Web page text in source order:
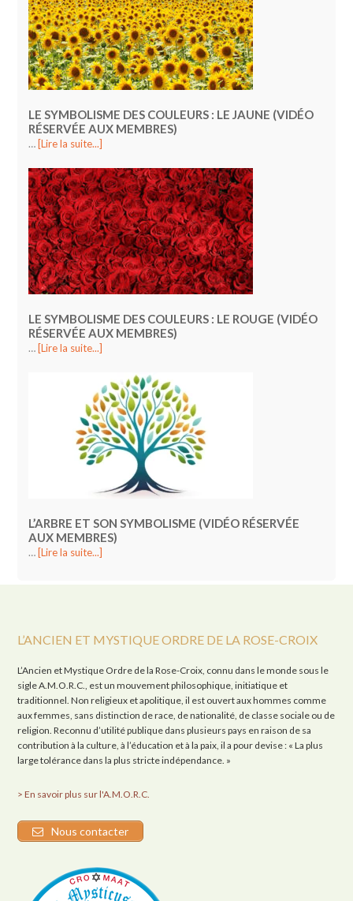
LE SYMBOLISME DES COULEURS : LE JAUNE (VIDÉO
RÉSERVÉE AUX MEMBRES)
… [Lire la suite...]
LE SYMBOLISME DES COULEURS : LE ROUGE (VIDÉO
RÉSERVÉE AUX MEMBRES)
… [Lire la suite...]
L’ARBRE ET SON SYMBOLISME (VIDÉO RÉSERVÉE
AUX MEMBRES)
… [Lire la suite...]
L’ANCIEN ET MYSTIQUE ORDRE DE LA ROSE-CROIX
L’Ancien et Mystique Ordre de la Rose-Croix, connu dans le monde sous le
sigle A.M.O.R.C., est un mouvement philosophique, initiatique et
traditionnel. Non religieux et apolitique, il est ouvert aux hommes comme
aux femmes, sans distinction de race, de nationalité, de classe sociale ou de
religion. Reconnu d’utilité publique dans plusieurs pays en raison de sa
contribution à la culture, à l’éducation et à la paix, il a pour devise : « La plus
large tolérance dans la plus stricte indépendance. »
> En savoir plus sur l'A.M.O.R.C.
Nous contacter